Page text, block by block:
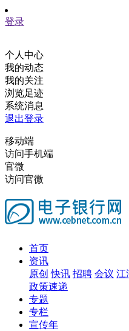
登录
个人中心
我的动态
我的关注
浏览足迹
系统消息
退出登录
移动端
访问手机端
官微
访问官微
首页
资讯
原创 快讯 招聘 会议 江
政策速递
专题
专栏
宣传年